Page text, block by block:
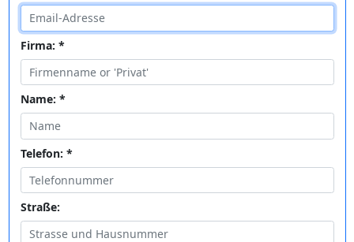
Firma: *
Name: *
Telefon: *
Straße: